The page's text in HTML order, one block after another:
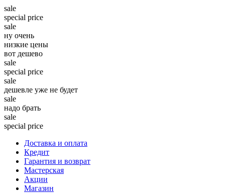
sale
special price
sale
ну очень
низкие цены
вот дешево
sale
special price
sale
дешевле уже не будет
sale
надо брать
sale
special price
Доставка и оплата
Кредит
Гарантия и возврат
Мастерская
Акции
Магазин